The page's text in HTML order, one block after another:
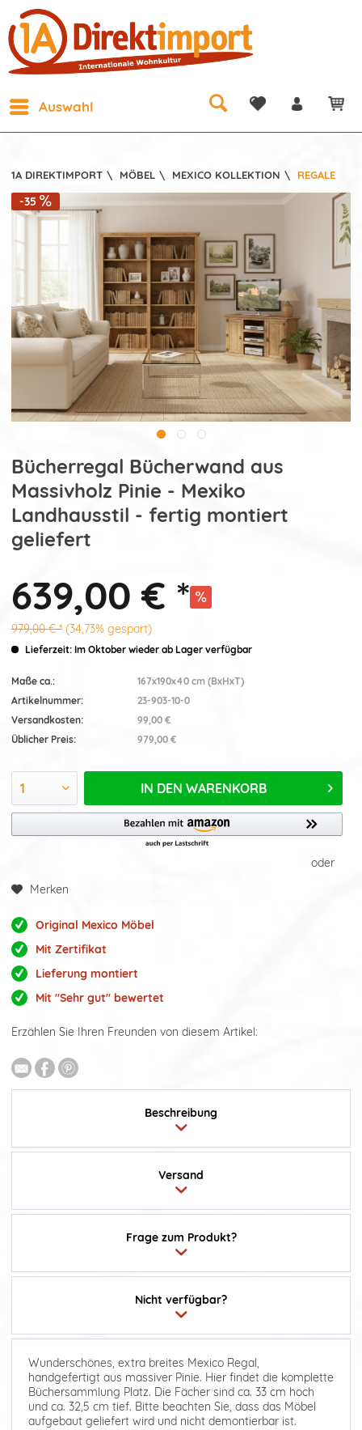
Auswahl
1A DIREKTIMPORT \ MÖBEL \ MEXICO KOLLEKTION \ REGALE
-35
Bücherregal Bücherwand aus
Massivholz Pinie - Mexiko
Landhausstil - fertig montiert
geliefert
639,00 € *
979,00 € * (34,73% gespart)
Lieferzeit: Im Oktober wieder ab Lager verfügbar
Maße ca.:
167x190x40 cm (BxHxT)
Artikelnummer:
23-903-10-0
Versandkosten:
99,00 €
Üblicher Preis:
979,00 €
IN DEN WARENKORB
oder
Merken
Original Mexico Möbel
Mit Zertifikat
Lieferung montiert
Mit "Sehr gut" bewertet
Erzählen Sie Ihren Freunden von diesem Artikel:
Beschreibung
Frage zum Produkt?
Versand
Nicht verfügbar?
Wunderschönes, extra breites Mexico Regal,
handgefertigt aus massiver Pinie. Hier findet die komplette
Büchersammlung Platz. Die Fächer sind ca. 33 cm hoch
und ca. 32,5 cm tief. Bitte beachten Sie, dass das Möbel
aufgebaut geliefert wird und nicht demontierbar ist.